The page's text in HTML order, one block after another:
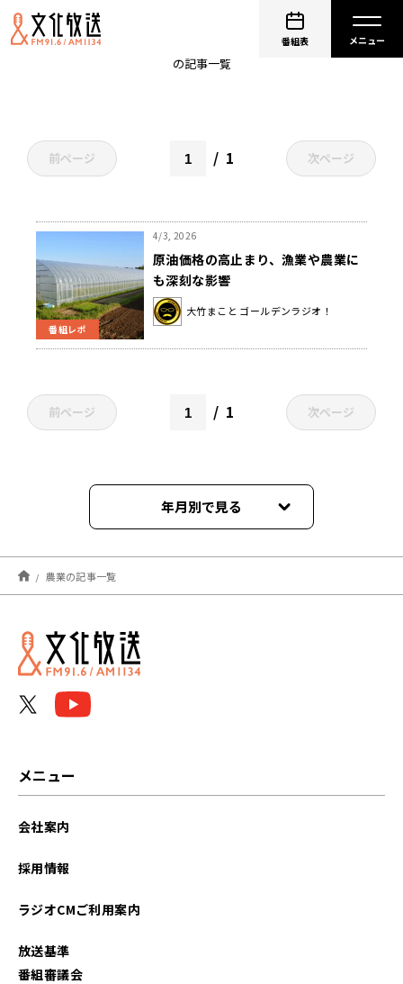
番組表
の記事一覧
前ページ 1 次ページ
番組レポ
4/3, 2026
原油価格の高止まり、漁業や農業に
も深刻な影響
大竹まこと ゴールデンラジオ！
前ページ 1 次ページ
年月別で見る
2026年06月
2026年04月
2026年01月
農業の記事一覧
メニュー
会社案内
採用情報
ラジオCMご利用案内
放送基準
番組審議会